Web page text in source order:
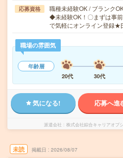
応募資格
職種未経験OK / ブランク
◆未経験OK！〇まずは事
で気軽にオンライン登録
職場の雰囲気
年齢層
20代
30代
気になる! 応募へ進
派遣会社 株式会社綜合キャリアオプ
未読 掲載日 2026/08/07